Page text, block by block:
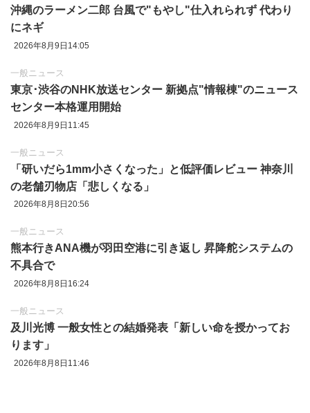
沖縄のラーメン二郎 台風で"もやし"仕入れられず 代わり
にネギ
2026年8月9日14:05
一般ニュース
東京‪･‬渋谷のNHK放送センター 新拠点"情報棟"のニュース
センター本格運用開始
2026年8月9日11:45
一般ニュース
「研いだら1mm小さくなった」と低評価レビュー 神奈川
の老舗刃物店「悲しくなる」
2026年8月8日20:56
一般ニュース
熊本行きANA機が羽田空港に引き返し 昇降舵システムの
不具合で
2026年8月8日16:24
一般ニュース
及川光博 一般女性との結婚発表「新しい命を授かってお
ります」
2026年8月8日11:46